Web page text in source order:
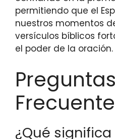
permitiendo que el
nuestros momentos
versículos bíblicos
el poder de la oración.
Preguntas
¿Qué